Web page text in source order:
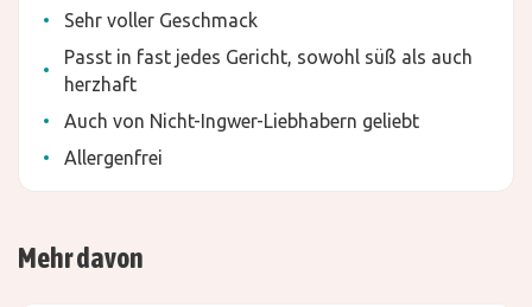
Sehr voller Geschmack
Passt in fast jedes Gericht, sowohl süß als auch
herzhaft
Auch von Nicht-Ingwer-Liebhabern geliebt
Allergenfrei
Mehr davon